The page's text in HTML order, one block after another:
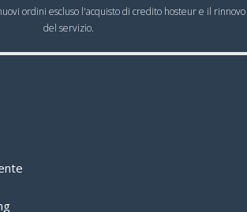
ordini escluso l'acquisto di credito hosteur e il rinnovo
del servizio.